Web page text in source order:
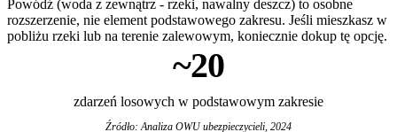
Powódź (woda z zewnątrz - rzeki, nawalny deszcz) to osobne
rozszerzenie, nie element podstawowego zakresu. Jeśli mieszkasz w
pobliżu rzeki lub na terenie zalewowym, koniecznie dokup tę opcję.
~20
zdarzeń losowych w podstawowym zakresie
Źródło: Analiza OWU ubezpieczycieli, 2024